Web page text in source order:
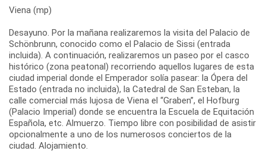
Viena (mp)
Desayuno. Por la mañana realizaremos la visita del Palacio de
Schönbrunn, conocido como el Palacio de Sissi (entrada
incluida). A continuación, realizaremos un paseo por el casco
histórico (zona peatonal) recorriendo aquellos lugares de esta
ciudad imperial donde el Emperador solía pasear: la Ópera del
Estado (entrada no incluida), la Catedral de San Esteban, la
calle comercial más lujosa de Viena el “Graben”, el Hofburg
(Palacio Imperial) donde se encuentra la Escuela de Equitación
Española, etc. Almuerzo. Tiempo libre con posibilidad de asistir
opcionalmente a uno de los numerosos conciertos de la
ciudad. Alojamiento.